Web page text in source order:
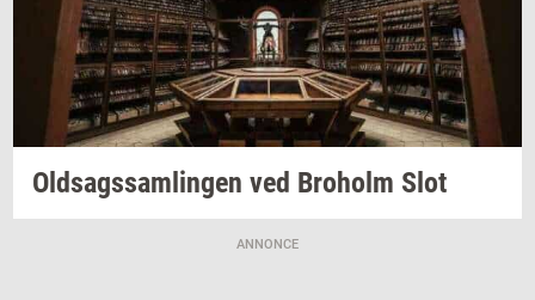
Oldsags­sam­lin­gen ved Bro­holm Slot
ANNONCE